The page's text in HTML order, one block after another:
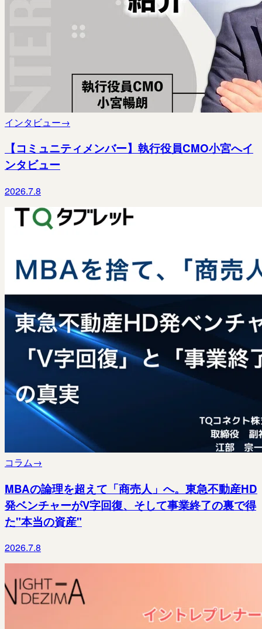
インタビュー→
【コミュニティメンバー】執行役員CMO小宮へイ
ンタビュー
2026.7.8
コラム→
MBAの論理を超えて「商売人」へ。東急不動産HD
発ベンチャーがV字回復、そして事業終了の裏で得
た"本当の資産"
2026.7.8